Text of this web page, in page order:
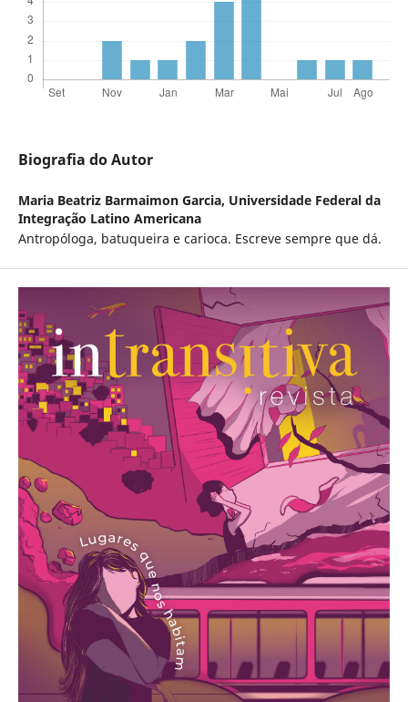
Biografia do Autor
Maria Beatriz Barmaimon Garcia, Universidade Federal da
Integração Latino Americana
Antropóloga, batuqueira e carioca. Escreve sempre que dá.